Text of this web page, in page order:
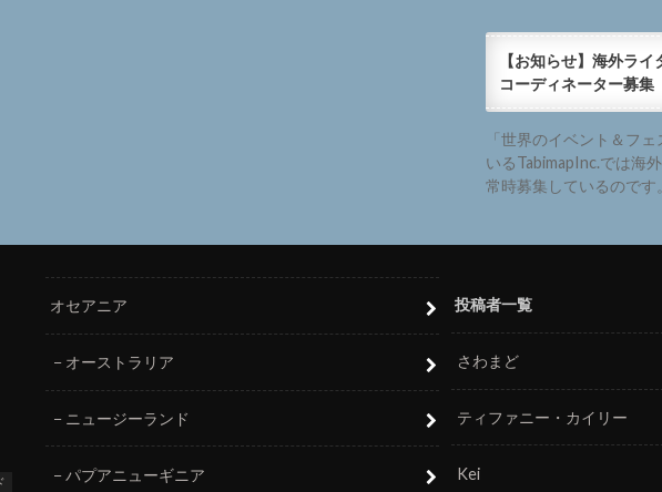
【お知らせ】海外ラ
コーディネーター募集
「世界のイベント＆フ
いるTabimapInc.では海
常時募集しているので
オセアニア
オーストラリア
ニュージーランド
パプアニューギニア
投稿者一覧
さわまど
ティファニー・カイリー
Kei